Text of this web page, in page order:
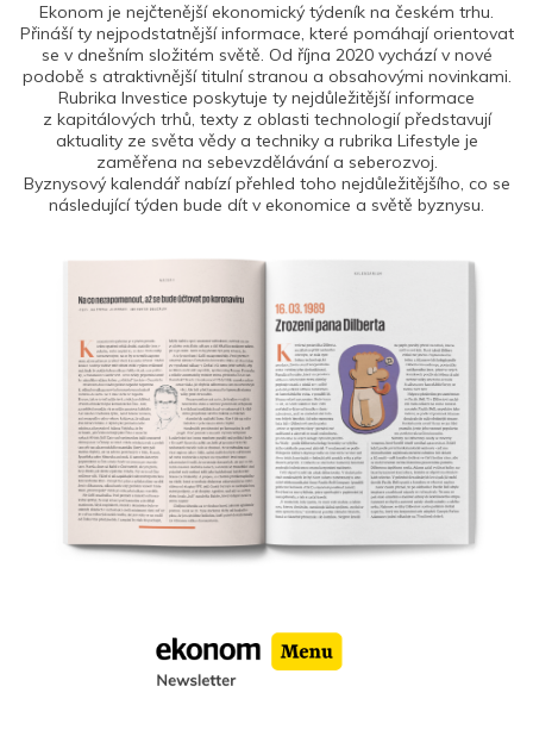
Ekonom je nejčtenější ekonomický týdeník na českém trhu.
Přináší ty nejpodstatnější informace, které pomáhají orientovat
se v dnešním složitém světě. Od října 2020 vychází v nové
podobě s atraktivnější titulní stranou a obsahovými novinkami.
Rubrika Investice poskytuje ty nejdůležitější informace
z kapitálových trhů, texty z oblasti technologií představují
aktuality ze světa vědy a techniky a rubrika Lifestyle je
zaměřena na sebevzdělávání a seberozvoj.
Byznysový kalendář nabízí přehled toho nejdůležitějšího, co se
následující týden bude dít v ekonomice a světě byznysu.